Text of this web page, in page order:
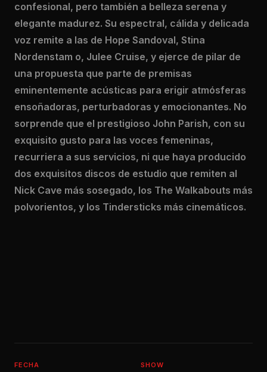
confesional, pero también a belleza serena y
elegante madurez. Su espectral, cálida y delicada
voz remite a las de Hope Sandoval, Stina
Nordenstam o, Julee Cruise, y ejerce de pilar de
una propuesta que parte de premisas
eminentemente acústicas para erigir atmósferas
ensoñadoras, perturbadoras y emocionantes. No
sorprende que el prestigioso John Parish, con su
exquisito gusto para las voces femeninas,
recurriera a sus servicios, ni que haya producido
dos exquisitos discos de estudio que remiten al
Nick Cave más sosegado, los The Walkabouts más
polvorientos, y los Tindersticks más cinemáticos.
FECHA SHOW